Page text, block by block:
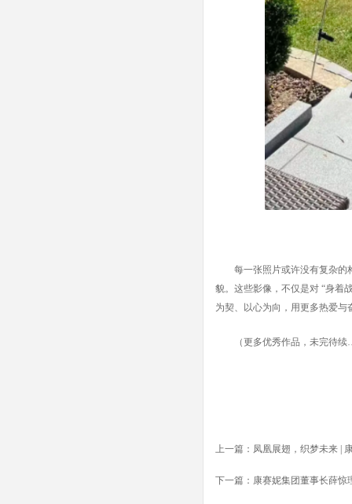
每一张照片或许没有复杂的
貌。这些影像，不仅是对 “身着
为契、以心为向，用更多热爱
（更多优秀作品，未完待
上一篇： 凤凰展翅，织梦未来 |
下一篇： 康赛妮集团董事长薛惊